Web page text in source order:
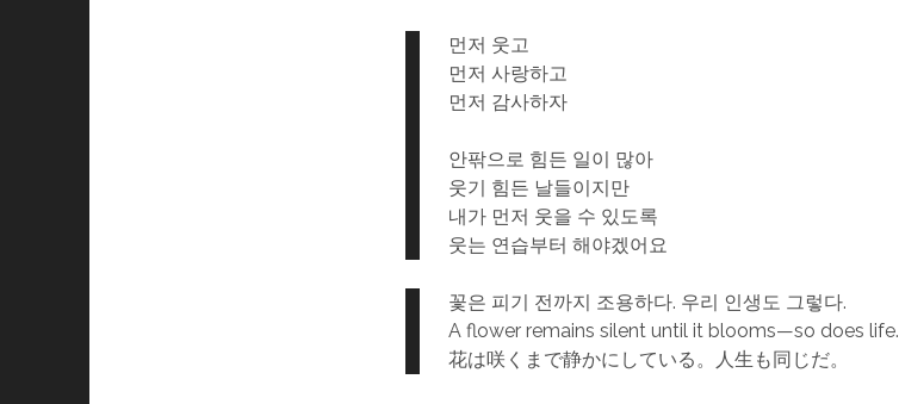
먼저 웃고
먼저 사랑하고
먼저 감사하자
안팎으로 힘든 일이 많아
웃기 힘든 날들이지만
내가 먼저 웃을 수 있도록
웃는 연습부터 해야겠어요
꽃은 피기 전까지 조용하다. 우리 인생도 그렇다.
A flower remains silent until it blooms—so does life.
花は咲くまで静かにしている。人生も同じだ。